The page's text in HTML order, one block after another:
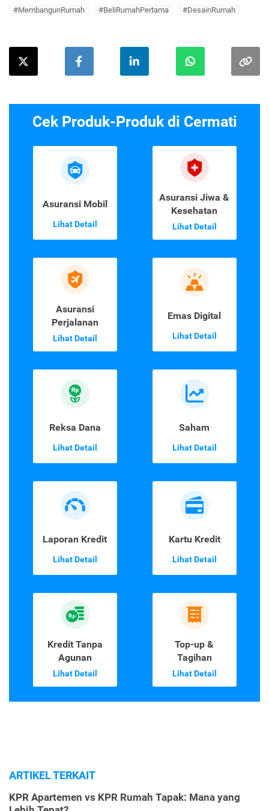
#MembangunRumah #BeliRumahPertama #DesainRumah
Cek Produk-Produk di Cermati
Asuransi Mobil
Lihat Detail
Asuransi Jiwa &
Kesehatan
Lihat Detail
Asuransi
Perjalanan
Lihat Detail
Emas Digital
Lihat Detail
Reksa Dana
Lihat Detail
Saham
Lihat Detail
Laporan Kredit
Lihat Detail
Kartu Kredit
Lihat Detail
Kredit Tanpa
Agunan
Lihat Detail
Top-up &
Tagihan
Lihat Detail
ARTIKEL TERKAIT
KPR Apartemen vs KPR Rumah Tapak: Mana yang